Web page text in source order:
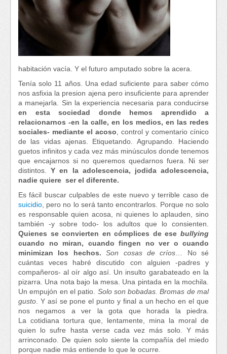
habitación vacía. Y el futuro amputado sobre la acera.
Tenía solo 11 años. Una edad suficiente para saber cómo
nos asfixia la presion ajena pero insuficiente para aprender
a manejarla. Sin la experiencia necesaria para conducirse
en esta sociedad donde hemos aprendido a
relacionarnos -en la calle, en los medios, en las redes
sociales- mediante el acoso , control y comentario cínico
de las vidas ajenas. Etiquetando. Agrupando. Haciendo
guetos infinitos y cada vez más minúsculos donde tenemos
que encajarnos si no queremos quedarnos fuera. Ni ser
distintos.Y en la adolescencia, jodida adolescencia,
nadie quiere ser el diferente.
Es fácil buscar culpables de este nuevo y terrible caso de
suicidio , pero no lo será tanto encontrarlos. Porque no solo
es responsable quien acosa, ni quienes lo aplauden, sino
también -y sobre todo- los adultos que lo consienten.
Quienes se convierten en cómplices de ese bullying
cuando no miran, cuando fingen no ver o cuando
minimizan los hechos.
Son cosas de críos … No sé
cuántas veces habré discutido con alguien -padres y
compañeros- al oír algo así. Un insulto garabateado en la
pizarra. Una nota bajo la mesa. Una pintada en la mochila.
Un empujón en el patio. Solo son bobadas. Bromas de mal
gusto . Y así se pone el punto y final a un hecho en el que
nos negamos a ver la gota que horada la piedra.
La cotidiana tortura que, lentamente, mina la moral de
quien lo sufre hasta verse cada vez más solo. Y más
arrinconado. De quien solo siente la compañía del miedo
porque nadie más entiende lo que le ocurre.